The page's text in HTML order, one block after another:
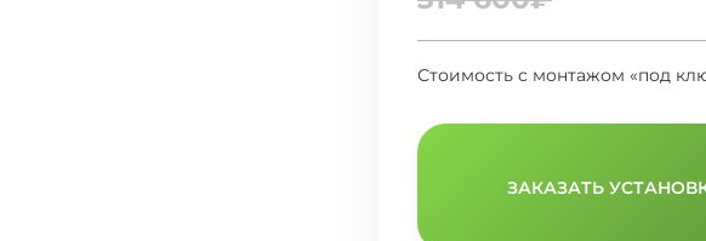
Стоимость с монтажом «под
ЗАКАЗАТЬ